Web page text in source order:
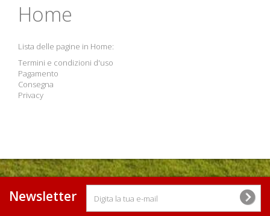
Home
Lista delle pagine in Home:
Termini e condizioni d'uso
Pagamento
Consegna
Privacy
Newsletter